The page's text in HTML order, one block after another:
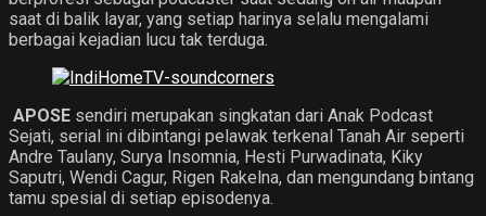
saat di balik layar, yang setiap harinya selalu mengalami
berbagai kejadian lucu tak terduga.
APOSE sendiri merupakan singkatan dari Anak Podcast
Sejati, serial ini dibintangi pelawak terkenal Tanah Air seperti
Andre Taulany, Surya Insomnia, Hesti Purwadinata, Kiky
Saputri, Wendi Cagur, Rigen Rakelna, dan mengundang bintang
tamu spesial di setiap episodenya.